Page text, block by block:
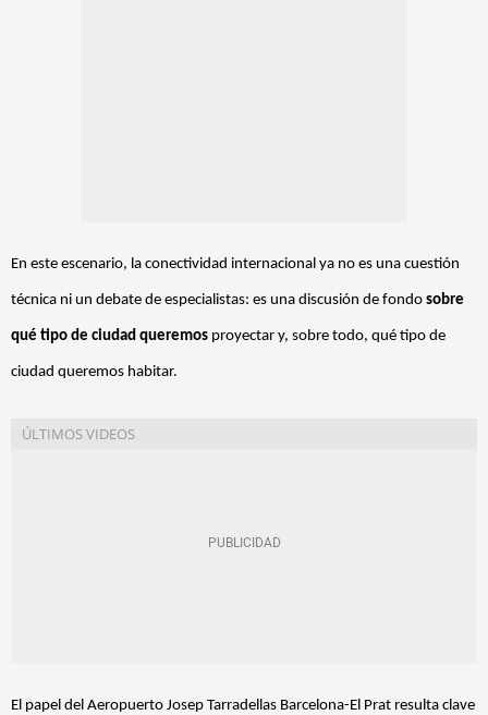
En este escenario, la conectividad internacional ya no es una cuestión
técnica ni un debate de especialistas: es una discusión de fondo sobre
qué tipo de ciudad queremos proyectar y, sobre todo, qué tipo de
ciudad queremos habitar.
El papel del Aeropuerto Josep Tarradellas Barcelona-El Prat resulta clave